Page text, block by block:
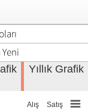
Yıllık Grafik
Satış
Alış